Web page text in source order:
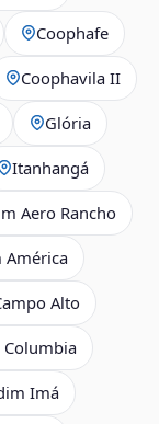
Coophafe
Coophavila II
Glória
Itanhangá
Aero Rancho
América
Alto
Columbia
Imá